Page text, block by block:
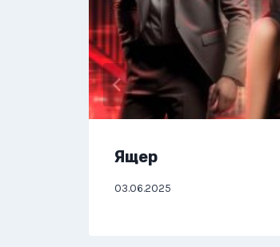
Ящер
03.06.2025